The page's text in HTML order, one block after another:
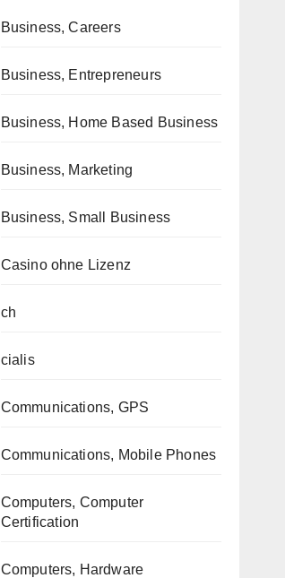
Business, Careers
Business, Entrepreneurs
Business, Home Based Business
Business, Marketing
Business, Small Business
Casino ohne Lizenz
ch
cialis
Communications, GPS
Communications, Mobile Phones
Computers, Computer
Certification
Computers, Hardware